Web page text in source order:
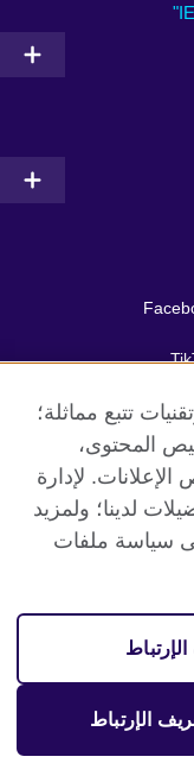
والفرص
تتبع مماثلة؛
المحتوى،
لإدارة
لدينا؛ ولمزيد
سياسة ملفات
الإرتباط